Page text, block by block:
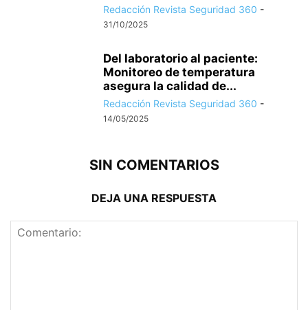
Redacción Revista Seguridad 360 -
31/10/2025
Del laboratorio al paciente:
Monitoreo de temperatura
asegura la calidad de...
Redacción Revista Seguridad 360 -
14/05/2025
SIN COMENTARIOS
DEJA UNA RESPUESTA